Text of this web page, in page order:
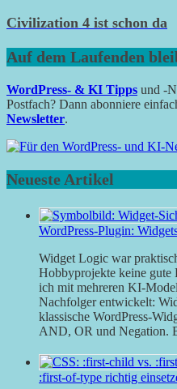
Civilization 4 ist schon da
Auf dem Laufenden
WordPress- & KI Tipps und -
Postfach? Dann abonniere
Newsletter.
Neueste Artikel
WordPress-Plugin:
Widget Logic war
Hobbyprojekte keine gute
ich mit mehreren KI-
Nachfolger entwickelt:
klassische WordPress-
AND, OR und Negation.
:first-of-type richtig